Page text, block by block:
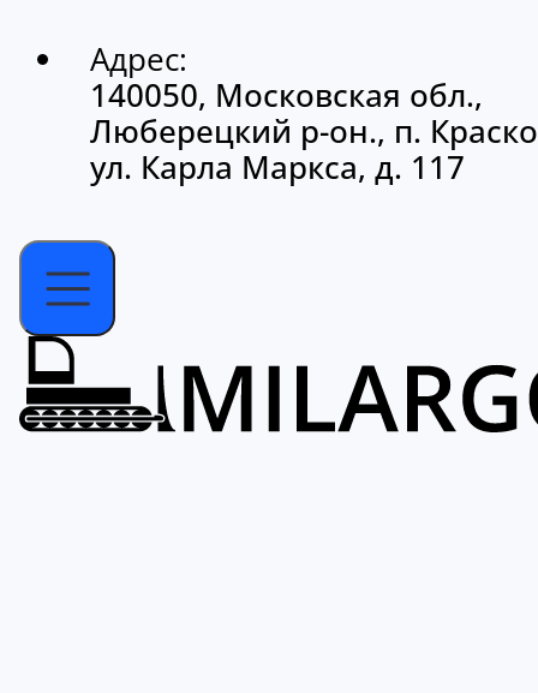
Адрес:
140050, Московская обл.,
Люберецкий р-он., п.
ул. Карла Маркса, д. 117